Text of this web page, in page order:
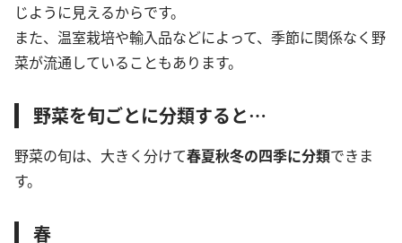
じように見えるからです。
また、温室栽培や輸入品などによって、季節に関係なく野
菜が流通していることもあります。
野菜を旬ごとに分類すると…
野菜の旬は、大きく分けて春夏秋冬の四季に分類できま
す。
春